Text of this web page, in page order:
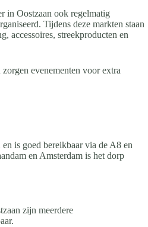
in Oostzaan ook regelmatig
Tijdens deze markten staan
accessoires, streekproducten en
evenementen voor extra
is goed bereikbaar via de A8 en
en Amsterdam is het dorp
zijn meerdere